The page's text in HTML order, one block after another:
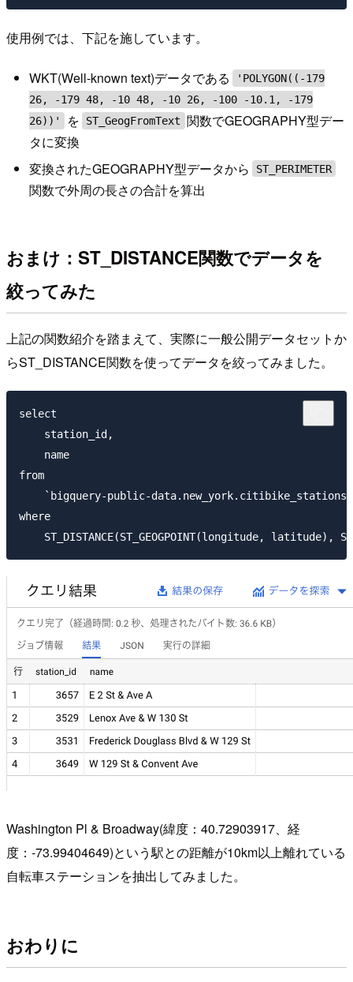
使用例では、下記を施しています。
WKT(Well-known text)データである
'POLYGON((-179
26, -179 48, -10 48, -10 26, -100 -10.1, -179
26))'
を ST_GeogFromText 関数でGEOGRAPHY型デー
タに変換
変換されたGEOGRAPHY型データから
ST_PERIMETER
関数で外周の長さの合計を算出
おまけ：ST_DISTANCE関数でデータを
絞ってみた
上記の関数紹介を踏まえて、実際に一般公開データセットか
らST_DISTANCE関数を使ってデータを絞ってみました。
select
    station_id,
    name
from
    `bigquery-public-data.new_york.citibike_stations`
where
Washington Pl & Broadway(緯度：40.72903917、経
度：-73.99404649)という駅との距離が10km以上離れている
自転車ステーションを抽出してみました。
おわりに